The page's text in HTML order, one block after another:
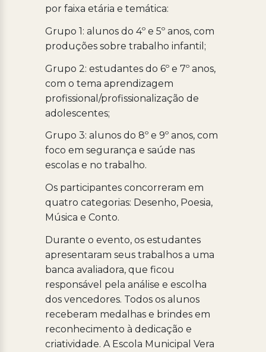
por faixa etária e temática:
Grupo 1: alunos do 4º e 5º anos, com
produções sobre trabalho infantil;
Grupo 2: estudantes do 6º e 7º anos,
com o tema aprendizagem
profissional/profissionalização de
adolescentes;
Grupo 3: alunos do 8º e 9º anos, com
foco em segurança e saúde nas
escolas e no trabalho.
Os participantes concorreram em
quatro categorias: Desenho, Poesia,
Música e Conto.
Durante o evento, os estudantes
apresentaram seus trabalhos a uma
banca avaliadora, que ficou
responsável pela análise e escolha
dos vencedores. Todos os alunos
receberam medalhas e brindes em
reconhecimento à dedicação e
criatividade. A Escola Municipal Vera